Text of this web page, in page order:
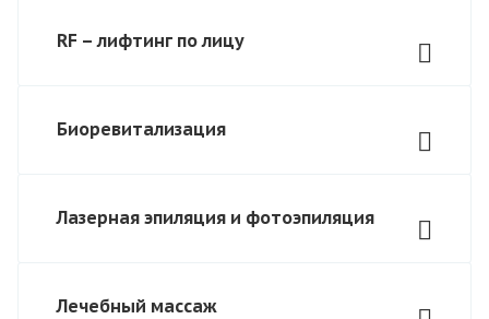
RF – лифтинг по лицу
Биоревитализация
Лазерная эпиляция и фотоэпиляция
Лечебный массаж